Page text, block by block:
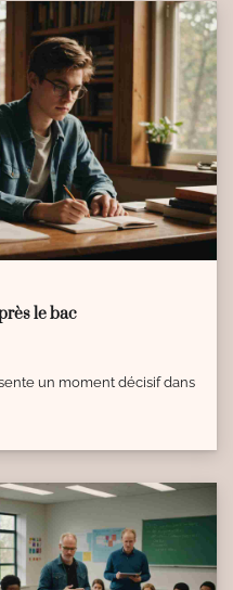
le bac
un moment décisif dans